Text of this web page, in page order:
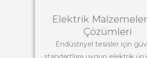
Elektrik
Çözümleri
Endüstriyel tesisler için